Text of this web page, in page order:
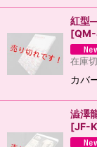
紅型
[
在庫
カバ
澁澤
[JF-